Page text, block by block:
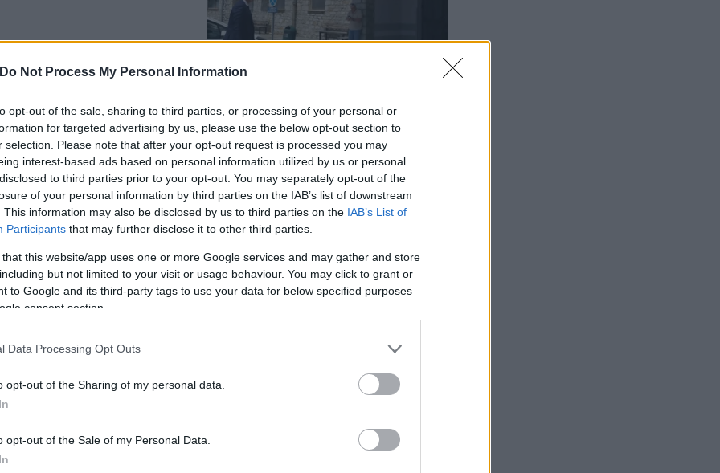
Do Not Process My Personal Information
opt-out of the sale, sharing to third parties, or processing of your personal or
for targeted advertising by us, please use the below opt-out section to
selection. Please note that after your opt-out request is processed you may
interest-based ads based on personal information utilized by us or personal
to third parties prior to your opt-out. You may separately opt-out of the
of your personal information by third parties on the IAB’s list of downstream
This information may also be disclosed by us to third parties on the IAB’s List of
Participants that may further disclose it to other third parties.
that this website/app uses one or more Google services and may gather and store
but not limited to your visit or usage behaviour. You may click to grant or
to Google and its third-party tags to use your data for below specified purposes
consent section.
Data Processing Opt Outs
opt-out of the Sharing of my personal data.
opt-out of the Sale of my Personal Data.
εισιτήρια -
ακτοπλοΐας, τις τιμές των
Γιάννης